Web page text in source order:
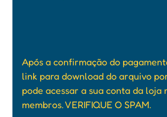
Após a confirmação do
link para download do arquivo
pode acessar a sua conta da loja
membros. VERIFIQUE O SPAM.